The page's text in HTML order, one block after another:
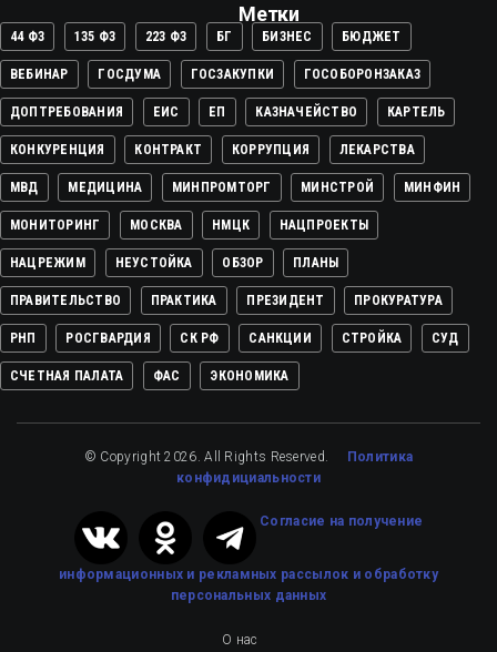
Метки
44 ФЗ 135 ФЗ 223 ФЗ БГ БИЗНЕС БЮДЖЕТ
ВЕБИНАР ГОСДУМА ГОСЗАКУПКИ ГОСОБОРОНЗАКАЗ
ДОПТРЕБОВАНИЯ ЕИС ЕП КАЗНАЧЕЙСТВО КАРТЕЛЬ
КОНКУРЕНЦИЯ КОНТРАКТ КОРРУПЦИЯ ЛЕКАРСТВА
МВД МЕДИЦИНА МИНПРОМТОРГ МИНСТРОЙ МИНФИН
МОНИТОРИНГ МОСКВА НМЦК НАЦПРОЕКТЫ
НАЦРЕЖИМ НЕУСТОЙКА ОБЗОР ПЛАНЫ
ПРАВИТЕЛЬСТВО ПРАКТИКА ПРЕЗИДЕНТ ПРОКУРАТУРА
РНП РОСГВАРДИЯ СК РФ САНКЦИИ СТРОЙКА СУД
СЧЕТНАЯ ПАЛАТА ФАС ЭКОНОМИКА
© Copyright 2026. All Rights Reserved. Политика
конфидициальности
Cогласие на получение
информационных и рекламных рассылок и обработку
персональных данных
О нас